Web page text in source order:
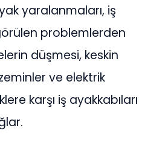
yaralanmaları, iş
problemlerden
düşmesi, keskin
ve elektrik
karşı iş ayakkabıları